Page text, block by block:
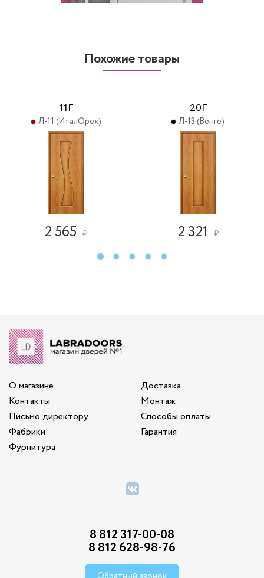
Похожие товары
11Г
Л-11 (ИталОрех)
2 565 ₽
20Г
Л-13 (Венге)
2 321 ₽
О магазине
Контакты
Письмо директору
Фабрики
Фурнитура
Доставка
Монтаж
Способы оплаты
Гарантия
8 812 317-00-08
8 812 628-98-76